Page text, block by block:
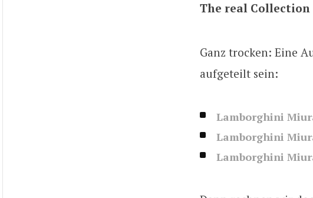
The real Collection
Ganz trocken: Eine
aufgeteilt sein:
Lamborghini
Lamborghini
Lamborghini